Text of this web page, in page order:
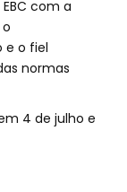
com a
e o fiel
normas
4 de julho e